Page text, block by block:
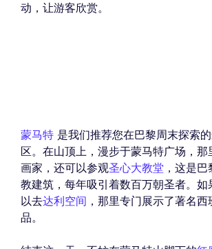
动，让游客欣赏。
蒙马特 是我们推荐您在巴黎周末探索
区。在山顶上，漫步于蒙马特广场，那
画家，还可以参观圣心大教堂 ，这是
教建筑，每年吸引着数百万朝圣者。如
以去达利空间 ，那里专门展示了著名
品。